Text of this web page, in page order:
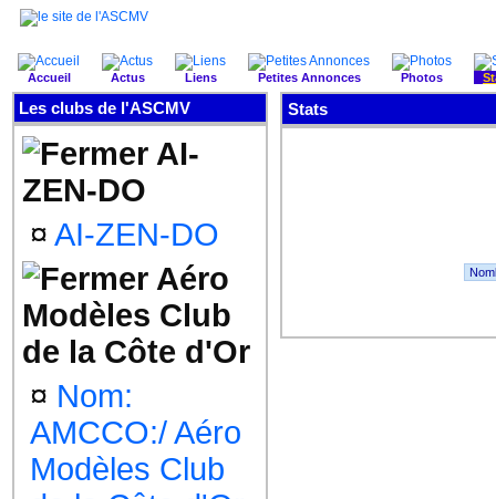
Accueil Actus Liens Petites Annonces Photos
Les clubs de l'ASCMV
AI-
ZEN-DO
¤ AI-ZEN-DO
Aéro
Modèles Club
de la Côte d'Or
¤ Nom:
AMCCO:/ Aéro
Modèles Club
Stats